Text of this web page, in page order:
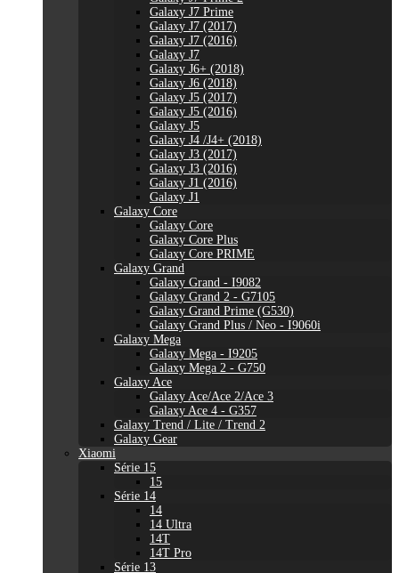
Galaxy J7 Prime
Galaxy J7 (2017)
Galaxy J7 (2016)
Galaxy J7
Galaxy J6+ (2018)
Galaxy J6 (2018)
Galaxy J5 (2017)
Galaxy J5 (2016)
Galaxy J5
Galaxy J4 /J4+ (2018)
Galaxy J3 (2017)
Galaxy J3 (2016)
Galaxy J1 (2016)
Galaxy J1
Galaxy Core
Galaxy Core
Galaxy Core Plus
Galaxy Core PRIME
Galaxy Grand
Galaxy Grand - I9082
Galaxy Grand 2 - G7105
Galaxy Grand Prime (G530)
Galaxy Grand Plus / Neo - I9060i
Galaxy Mega
Galaxy Mega - I9205
Galaxy Mega 2 - G750
Galaxy Ace
Galaxy Ace/Ace 2/Ace 3
Galaxy Ace 4 - G357
Galaxy Trend / Lite / Trend 2
Galaxy Gear
Xiaomi
Série 15
15
Série 14
14
14 Ultra
14T
14T Pro
Série 13